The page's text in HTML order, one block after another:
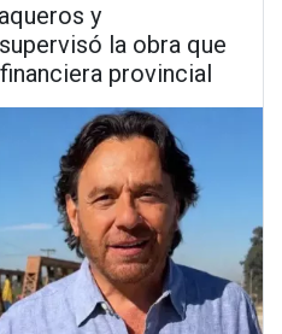
y
la obra que
provincial